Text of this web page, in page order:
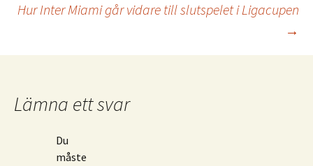
Hur Inter Miami går vidare till slutspelet i Ligacupen
→
Lämna ett svar
Du
måste